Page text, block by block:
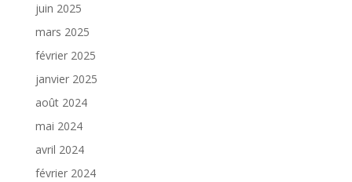
juin 2025
mars 2025
février 2025
janvier 2025
août 2024
mai 2024
avril 2024
février 2024